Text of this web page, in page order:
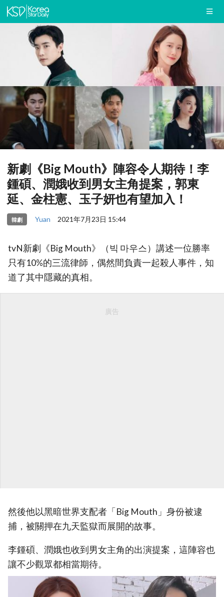
新劇《Big Mouth》陣容令人期待！李
鍾碩、潤娥收到男女主角提案，郭東
延、金柱憲、玉子妍也有望加入！
韓劇 Yuan 2021年7月23日 15:44
tvN新劇《Big Mouth》（빅 마우스）講述一位勝率
只有10%的三流律師，偶然間負責一起殺人事件，知
道了其中隱藏的真相。
廣告
然後他以黑暗世界支配者「Big Mouth」身份被逮
捕，被關押在九天監獄而展開的故事。
李鍾碩、潤娥也收到男女主角的出演提案，這陣容也
讓不少觀眾都相當期待。